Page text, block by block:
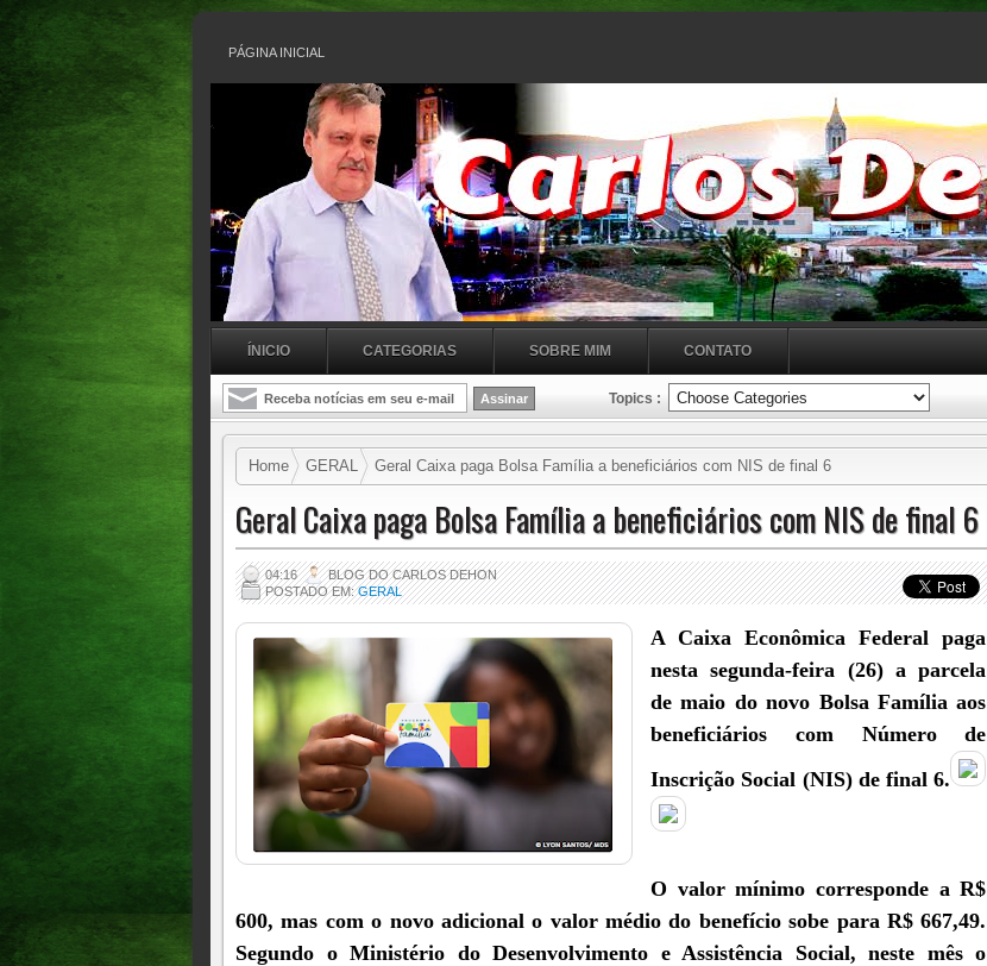
PÁGINA INICIAL
ÍNICIO CATEGORIAS SOBRE MIM CONTATO
Topics :
Home GERAL Geral Caixa paga Bolsa Família a beneficiários com NIS de final 6
Geral Caixa paga Bolsa Família a beneficiários com NIS de final 6
04:16
BLOG DO CARLOS DEHON
POSTADO EM:GERAL
A Caixa Econômica Federal paga
nesta segunda-feira (26) a parcela
de maio do novo Bolsa Família aos
beneficiários com Número de
Inscrição Social (NIS) de final 6.
O valor mínimo corresponde a R$
600, mas com o novo adicional o valor médio do benefício sobe para R$ 667,49.
Segundo o Ministério do Desenvolvimento e Assistência Social, neste mês o